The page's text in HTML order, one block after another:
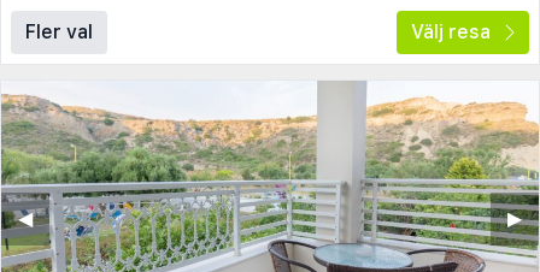
Fler val Välj resa
▶︎
◀︎